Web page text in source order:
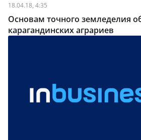
18.04.18, 4:35
Основам точного земледелия
карагандинских аграриев